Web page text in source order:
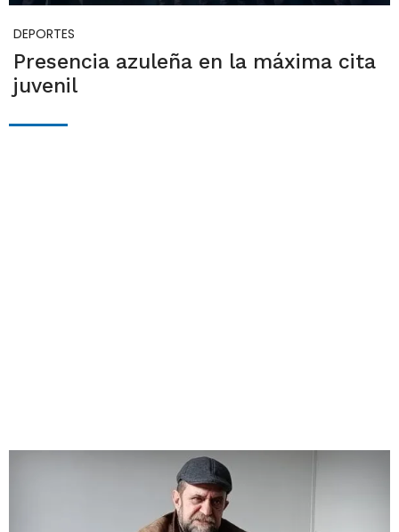
DEPORTES
Presencia azuleña en la máxima cita
juvenil